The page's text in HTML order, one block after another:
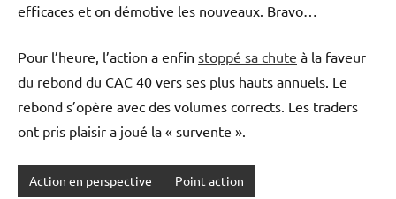
efficaces et on démotive les nouveaux. Bravo…
Pour l’heure, l’action a enfin stoppé sa chute à la faveur
du rebond du CAC 40 vers ses plus hauts annuels. Le
rebond s’opère avec des volumes corrects. Les traders
ont pris plaisir a joué la « survente ».
Action en perspective Point action